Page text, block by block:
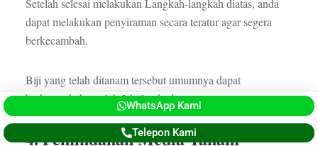
Setelah selesai melakukan Langkah-langkah diatas, anda
dapat melakukan penyiraman secara teratur agar segera
berkecambah.
Biji yang telah ditanam tersebut umumnya dapat
berkecambah setelah 2 bulan kedepan.
4. Pemindahan Media Tanam
WhatsApp Kami
Telepon Kami